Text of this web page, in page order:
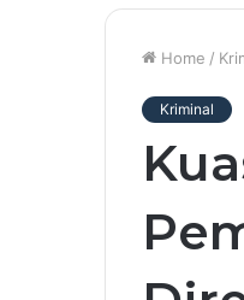
Home /
Kriminal